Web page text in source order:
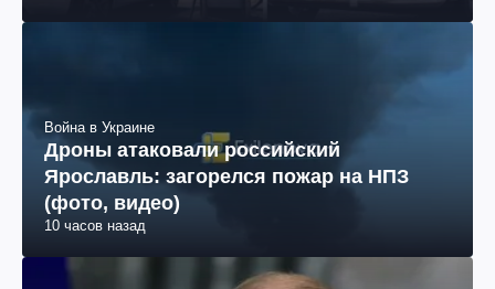
Война в Украине
Дроны атаковали российский
Ярославль: загорелся пожар на НПЗ
(фото, видео)
10 часов назад